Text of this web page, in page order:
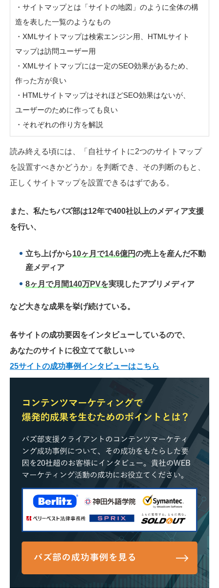
・サイトマップとは「サイトの地図」のように全体の構
造を表した一覧のようなもの
・XMLサイトマップは検索エンジン用、HTMLサイト
マップは訪問ユーザー用
・XMLサイトマップには一定のSEO効果があるため、
作った方が良い
・HTMLサイトマップはそれほどSEO効果はないが、
ユーザーのために作っても良い
・それぞれの作り方を解説
読み終える頃には、「自社サイトに2つのサイトマップ
を設置すべきかどうか」を判断でき、その判断のもと、
正しくサイトマップを設置できるはずである。
また、私たちバズ部は12年で400社以上のメディア支援
を行い、
立ち上げから10ヶ月で14.6億円の売上を産んだ不動
産メディア
8ヶ月で月間140万PVを実現したアプリメディア
など大きな成果を挙げ続けている。
各サイトの成功要因をインタビューしているので、
あなたのサイトに役立てて欲しい⇒
25サイトの成功事例インタビューはこちら